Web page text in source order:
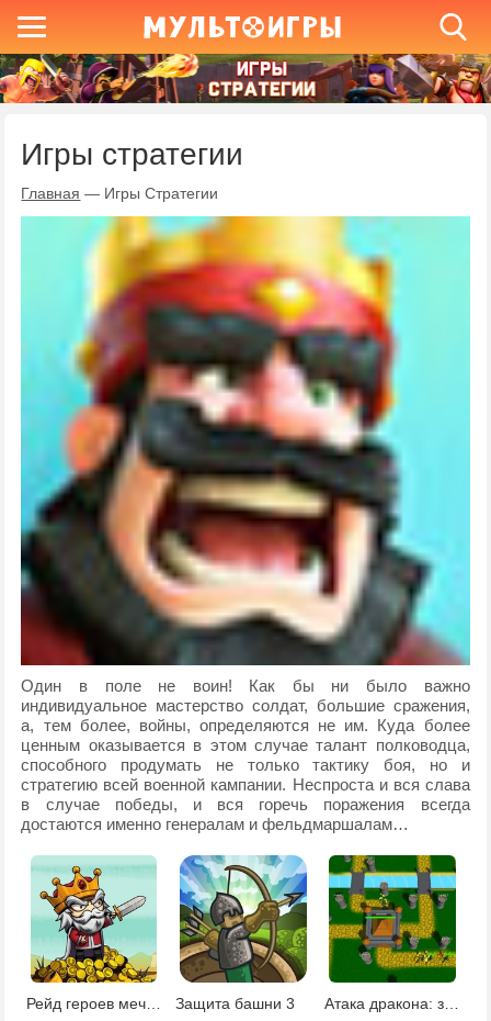
Игры стратегии
Главная — Игры Стратегии
Один в поле не воин! Как бы ни было важно
индивидуальное мастерство солдат, большие сражения,
а, тем более, войны, определяются не им. Куда более
ценным оказывается в этом случае талант полководца,
способного продумать не только тактику боя, но и
стратегию всей военной кампании. Неспроста и вся слава
в случае победы, и вся горечь поражения всегда
достаются именно генералам и фельдмаршалам…
Рейд героев меч и магия Защита башни 3 Атака дракона: защита башни